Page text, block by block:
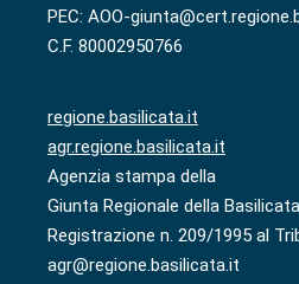
PEC: AOO-
C.F. 80002950766
regione.basilicata.it
agr.regione.basilicata.it
Agenzia stampa della
Giunta Regionale della Basilicata
Registrazione n. 209/1995 al
agr@regione.basilicata.it